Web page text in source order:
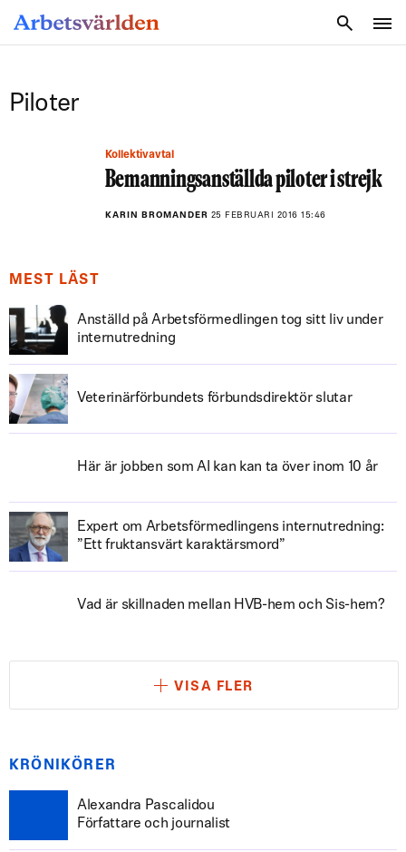
Piloter
Kollektivavtal
Bemanningsanställda piloter i strejk
KARIN BROMANDER 25 FEBRUARI 2016 15:46
MEST LÄST
Anställd på Arbetsförmedlingen tog sitt liv under
internutredning
Veterinärförbundets förbundsdirektör slutar
Här är jobben som AI kan kan ta över inom 10 år
Expert om Arbetsförmedlingens internutredning:
”Ett fruktansvärt karaktärsmord”
Vad är skillnaden mellan HVB-hem och Sis-hem?
VISA FLER
KRÖNIKÖRER
Alexandra Pascalidou
Författare och journalist